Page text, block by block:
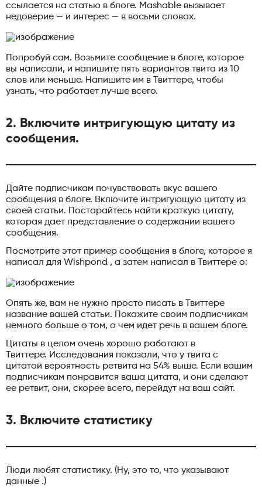
ссылается на статью в блоге. Mashable вызывает
недоверие — и интерес — в восьми словах.
Попробуй сам. Возьмите сообщение в блоге, которое
вы написали, и напишите пять вариантов твита из 10
слов или меньше. Напишите им в Твиттере, чтобы
узнать, что работает лучше всего.
2. Включите интригующую цитату из
сообщения.
Дайте подписчикам почувствовать вкус вашего
сообщения в блоге. Включите интригующую цитату из
своей статьи. Постарайтесь найти краткую цитату,
которая дает представление о содержании вашего
сообщения.
Посмотрите этот пример сообщения в блоге, которое я
написал для Wishpond , а затем написал в Твиттере о:
Опять же, вам не нужно просто писать в Твиттере
название вашей статьи. Покажите своим подписчикам
немного больше о том, о чем идет речь в вашем блоге.
Цитаты в целом очень хорошо работают в
Твиттере. Исследования показали, что у твита с
цитатой вероятность ретвита на 54% выше. Если вашим
подписчикам понравится ваша цитата, и они сделают
ее ретвит, они, скорее всего, перейдут на ваш сайт.
3. Включите статистику
Люди любят статистику. (Ну, это то, что указывают
данные .)